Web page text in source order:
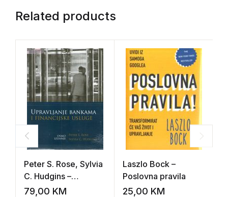
Related products
Peter S. Rose, Sylvia
C. Hudgins –
Upravljanje bankama
79,00 KM
Laszlo Bock –
Poslovna pravila
25,00 KM